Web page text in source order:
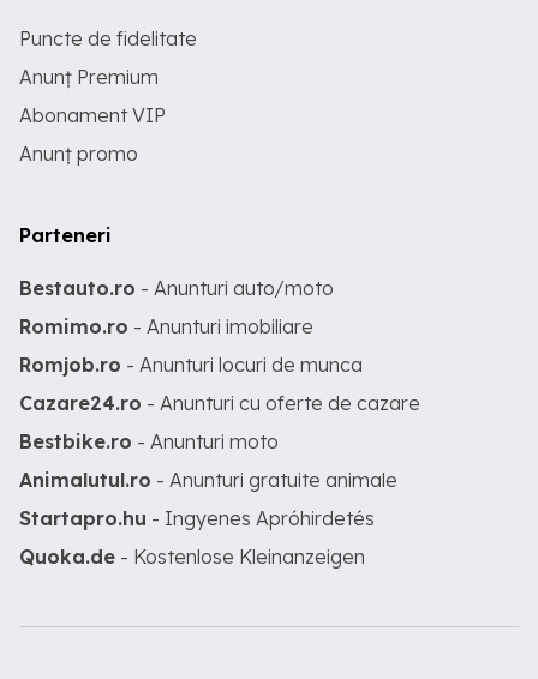
Puncte de fidelitate
Anunț Premium
Abonament VIP
Anunț promo
Parteneri
Bestauto.ro - Anunturi auto/moto
Romimo.ro - Anunturi imobiliare
Romjob.ro - Anunturi locuri de munca
Cazare24.ro - Anunturi cu oferte de cazare
Bestbike.ro - Anunturi moto
Animalutul.ro - Anunturi gratuite animale
Startapro.hu - Ingyenes Apróhirdetés
Quoka.de - Kostenlose Kleinanzeigen